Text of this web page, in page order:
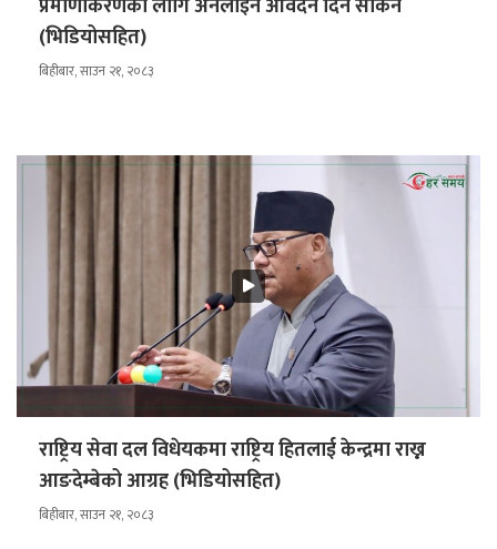
(भिडियोसहित)
बिहीबार, साउन २१, २०८३
राष्ट्रिय सेवा दल विधेयकमा राष्ट्रिय हितलाई केन्द्रमा राख्न
आङदेम्बेको आग्रह (भिडियोसहित)
बिहीबार, साउन २१, २०८३